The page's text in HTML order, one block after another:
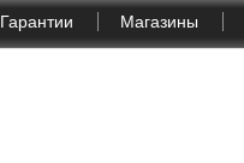
Гарантии Магазины